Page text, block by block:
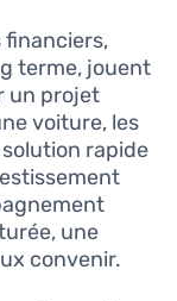
terme, jouent
un projet
voiture, les
rapide
une
convenir.